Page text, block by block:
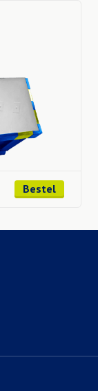
Bestel